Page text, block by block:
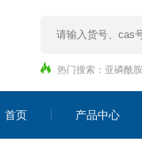
热门搜索： 亚磷酰
首页 产品中心